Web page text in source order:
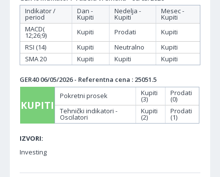
Indikator /
period
Dan -
Kupiti
Nedelja -
Kupiti
Mesec -
Kupiti
MACD(
12;26;9) Kupiti Prodati
Kupiti
RSI (14)
Kupiti Neutralno
Kupiti
SMA 20
Kupiti Kupiti Kupiti
GER40 06/05/2026 - Referentna cena : 25051.5
KUPITI
Pokretni prosek Kupiti
(3)
Prodati
(0)
Tehnički indikatori -
Oscilatori
Kupiti
(2)
Prodati
(1)
IZVORI:
Investing